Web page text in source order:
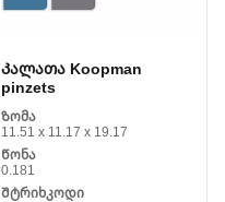
Კალათა Koopman
pinzets
Ზომა
11.51 x 11.17 x 19.17
Წონა
0.181
Შტრიხკოდი